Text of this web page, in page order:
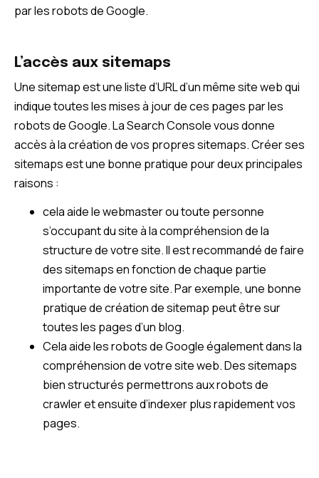
par les robots de Google.
L’accès aux sitemaps
Une sitemap est une liste d’URL d’un même site web qui
indique toutes les mises à jour de ces pages par les
robots de Google. La Search Console vous donne
accès à la création de vos propres sitemaps. Créer ses
sitemaps est une bonne pratique pour deux principales
raisons :
cela aide le webmaster ou toute personne
s’occupant du site à la compréhension de la
structure de votre site. Il est recommandé de faire
des sitemaps en fonction de chaque partie
importante de votre site. Par exemple, une bonne
pratique de création de sitemap peut être sur
toutes les pages d’un blog.
Cela aide les robots de Google également dans la
compréhension de votre site web. Des sitemaps
bien structurés permettrons aux robots de
crawler et ensuite d’indexer plus rapidement vos
pages.